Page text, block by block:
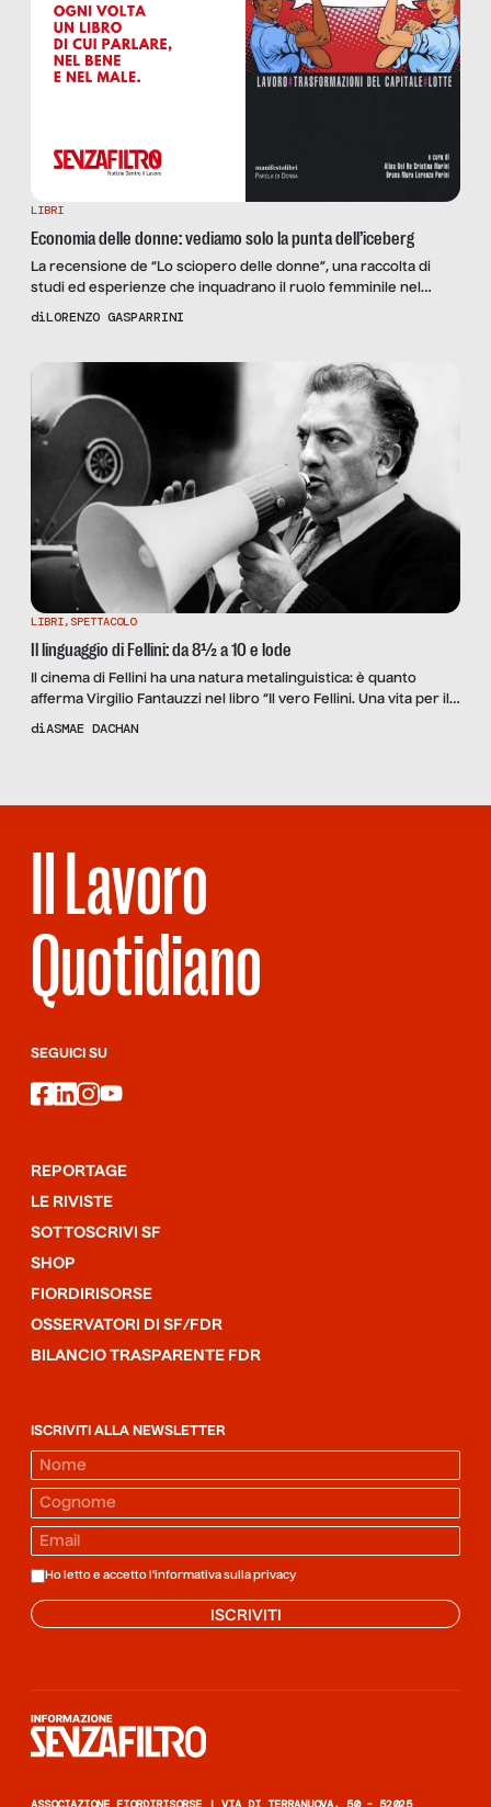
LIBRI
Economia delle donne: vediamo solo la punta dell’iceberg
La recensione de “Lo sciopero delle donne”, una raccolta di
studi ed esperienze che inquadrano il ruolo femminile nel
sistema socioeconomico globale.
diLORENZO GASPARRINI
LIBRI, SPETTACOLO
Il linguaggio di Fellini: da 8½ a 10 e lode
Il cinema di Fellini ha una natura metalinguistica: è quanto
afferma Virgilio Fantauzzi nel libro “Il vero Fellini. Una vita per il
cinema”. Una riflessione sul linguaggio filmico del regista
diASMAE DACHAN
Il Lavoro
Quotidiano
SEGUICI SU
facebook
linkedin
instagram
youtube
REPORTAGE
LE RIVISTE
SOTTOSCRIVI SF
SHOP
FIORDIRISORSE
OSSERVATORI DI SF/FDR
BILANCIO TRASPARENTE FDR
ISCRIVITI ALLA NEWSLETTER
Ho letto e accetto l'informativa sulla privacy
ISCRIVITI